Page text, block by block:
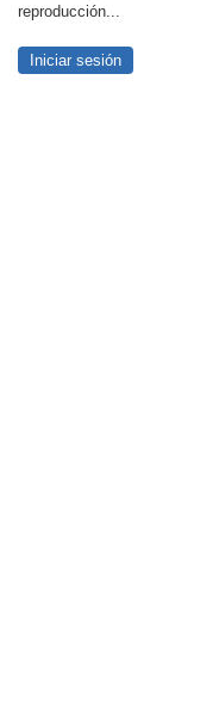
reproducción...
Iniciar sesión